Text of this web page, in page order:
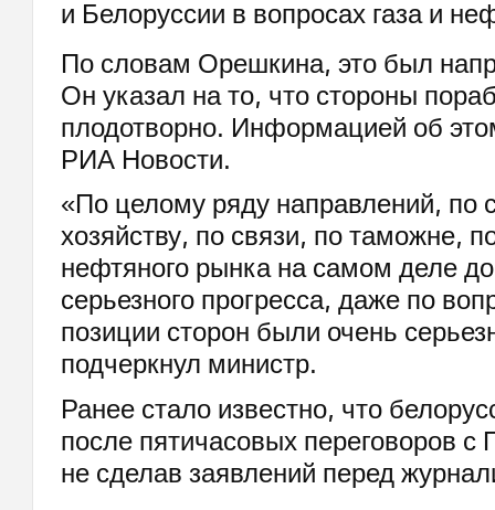
По словам Орешкина, это был
Он указал на то, что стороны
плодотворно. Информацией об
РИА Новости.
«По целому ряду направлений, по
хозяйству, по связи, по таможне,
нефтяного рынка на самом деле
серьезного прогресса, даже по
позиции сторон были очень
подчеркнул министр.
Ранее стало известно, что
после пятичасовых переговоров с
не сделав заявлений перед